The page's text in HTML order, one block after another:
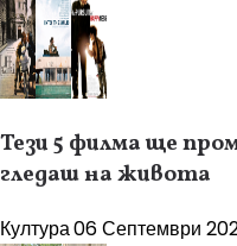
Тези 5 филма ще
гледаш на живота
Култура06 Септември